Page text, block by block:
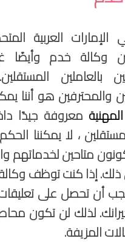
الإمارات العربية
وكالة خدم وأيضًا
بالعاملين
والمحترفين هو أننا
معروفة جيدًا
، لا يمكننا
متاحين لخدماتهم
ذلك. إذا كنت توظف
أن تحصل على
لذلك لن تكون
المزيفة.